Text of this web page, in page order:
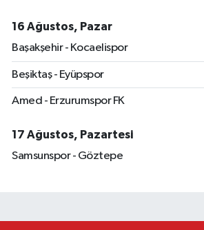
16 Ağustos, Pazar
Başakşehir - Kocaelispor
Beşiktaş - Eyüpspor
Amed - Erzurumspor FK
17 Ağustos, Pazartesi
Samsunspor - Göztepe